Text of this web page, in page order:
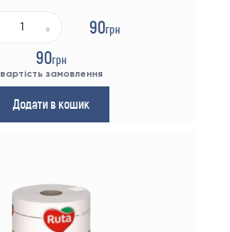
+ 90грн
90грн
вартість замовлення
Додати в кошик